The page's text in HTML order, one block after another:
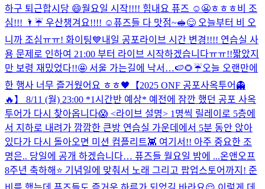
하구 퇴근합시당 😄월요일 시작!!!! 힘내요 퓨즈 ☺️😬ㅎㅎㅎ비 조
심!!! 🌂☔️ 우산챙겨요!!!! ☺️퓨즈들 다 맛점~🥪😋 오늘부터 비 오
니까 조심ㅠㅠ! 화이팅💙내일 공포라이브 시간 변경!!!! 연습실 사
용 문제로 인하여 21:00 부터 라이브 시작하겠습니다ㅠㅠ!!짧았지
만 보령 재밌었다!!🤩 서울 가는길에 낙서…🍉🌻☔️오늘 오랜만에
한 행사 너무 즐거웠어요 ㅎㅎ🖤
【2025 ONF 공포사옥투어👻
🔥】 8/11 (월) 23:00 *1시간반 예상* 예전에 잠깐 했던 공포 사옥
투어가 다시 찾아옵니다😱 <라이브 설명> 1명씩 릴레이로 5층에
서 지하로 내려가 깜깜한 큰방 연습실 가운데에서 5분 동안 앉아
있다가 다시 돌아오면 미션 컴플리트👾 여기서!! 아주 중요한 조
명은.. 당일에 공개 하겠습니다… 퓨즈들 월요일 밤에 ...온앤오프
8주년 축하해⭐️ 기념일에 맞춰서 노래 그리고 팝업스토어까지! 준